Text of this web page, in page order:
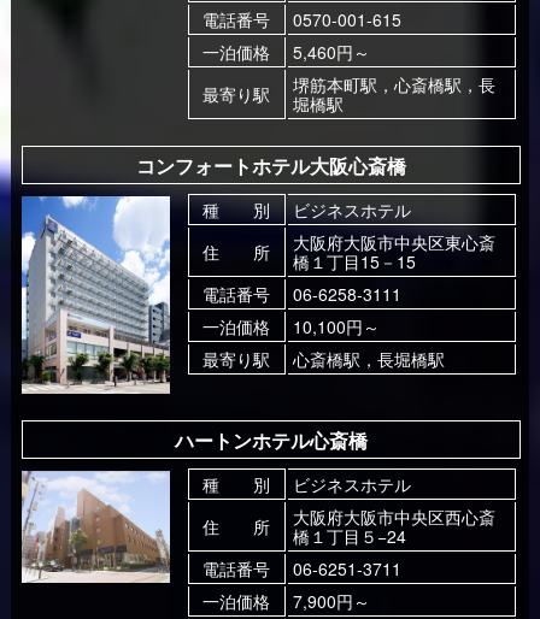
電話番号
0570-001-615
一泊価格
5,460円～
最寄り駅
堺筋本町駅，心斎橋駅，長
堀橋駅
コンフォートホテル大阪心斎橋
種 別
ビジネスホテル
住 所
大阪府大阪市中央区東心斎
橋１丁目15－15
電話番号
06-6258-3111
一泊価格
10,100円～
最寄り駅
心斎橋駅，長堀橋駅
ハートンホテル心斎橋
種 別
ビジネスホテル
住 所
大阪府大阪市中央区西心斎
橋１丁目５−24
電話番号
06-6251-3711
一泊価格
7,900円～